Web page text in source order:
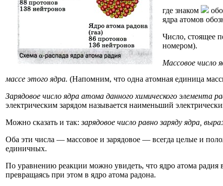
где знаком
ядра атомов
Число, стоящее
номером).
Массовое число
массе этого ядра. (Напомним, что одна атомная единица
Зарядовое число ядра атома данного химического элемента
электрическим зарядом называется наименьший
Можно сказать и так:зарядовое число равно заряду ядра,
Оба эти числа — массовое и зарядовое — всегда целые и
единичных.
По уравнению реакции можно увидеть, что ядро атома радия
превращаясь при этом в ядро атома радона.